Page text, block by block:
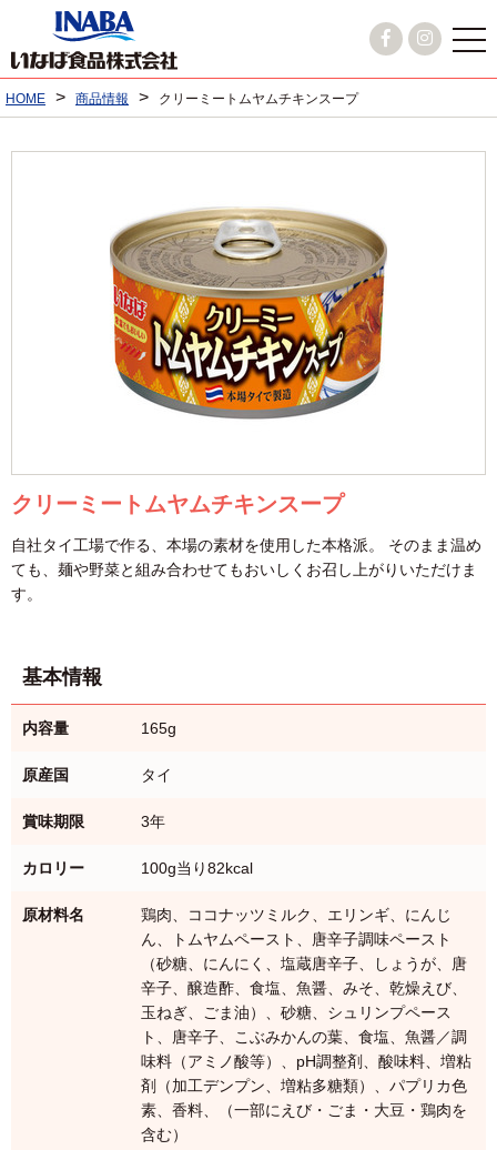
HOME > 商品情報 > クリーミートムヤムチキンスープ
クリーミートムヤムチキンスープ
自社タイ工場で作る、本場の素材を使用した本格派。 そのまま温め
ても、麺や野菜と組み合わせてもおいしくお召し上がりいただけま
す。
基本情報
内容量 165g
原産国 タイ
賞味期限 3年
カロリー 100g当り82kcal
原材料名
鶏肉、ココナッツミルク、エリンギ、にんじ
ん、トムヤムペースト、唐辛子調味ペースト
（砂糖、にんにく、塩蔵唐辛子、しょうが、唐
辛子、醸造酢、食塩、魚醤、みそ、乾燥えび、
玉ねぎ、ごま油）、砂糖、シュリンプペース
ト、唐辛子、こぶみかんの葉、食塩、魚醤／調
味料（アミノ酸等）、pH調整剤、酸味料、増粘
剤（加工デンプン、増粘多糖類）、パプリカ色
素、香料、（一部にえび・ごま・大豆・鶏肉を
含む）